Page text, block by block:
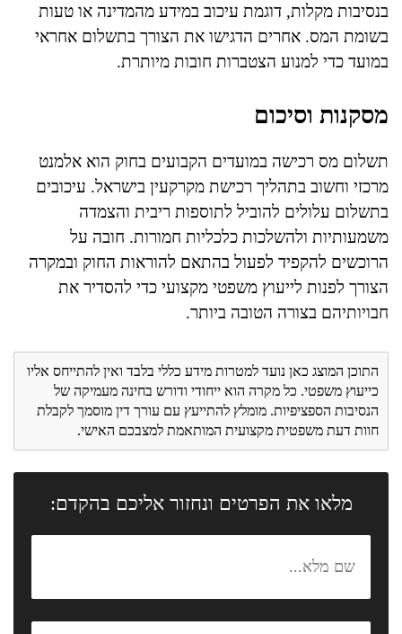
בנסיבות מקלות, דוגמת עיכוב במידע מהמדינה או טעות
בשומת המס. אחרים הדגישו את הצורך בתשלום אחראי
במועד כדי למנוע הצטברות חובות מיותרת.
מסקנות וסיכום
תשלום מס רכישה במועדים הקבועים בחוק הוא אלמנט
מרכזי וחשוב בתהליך רכישת מקרקעין בישראל. עיכובים
בתשלום עלולים להוביל לתוספות ריבית והצמדה
משמעותיות ולהשלכות כלכליות חמורות. חובה על
הרוכשים להקפיד לפעול בהתאם להוראות החוק ובמקרה
הצורך לפנות לייעוץ משפטי מקצועי כדי להסדיר את
חבויותיהם בצורה הטובה ביותר.
התוכן המוצג כאן נועד למטרות מידע כללי בלבד ואין להתייחס אליו
כייעוץ משפטי. כל מקרה הוא ייחודי ודורש בחינה מעמיקה של
הנסיבות הספציפיות. מומלץ להתייעץ עם עורך דין מוסמך לקבלת
חוות דעת משפטית מקצועית המותאמת למצבכם האישי.
מלאו את הפרטים ונחזור אליכם בהקדם: